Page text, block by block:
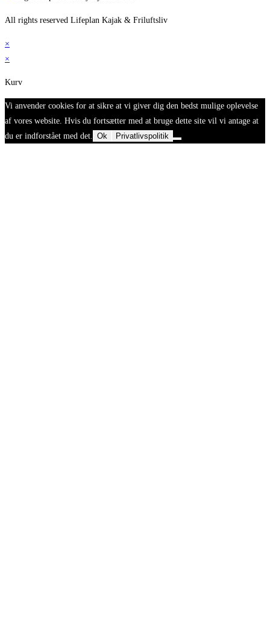
All rights reserved Lifeplan Kajak & Friluftsliv
×
×
Kurv
Vi anvender cookies for at sikre at vi giver dig den bedst mulige oplevelse
af vores website. Hvis du fortsætter med at bruge dette site vil vi antage at
du er indforstået med det. Ok Privatlivspolitik